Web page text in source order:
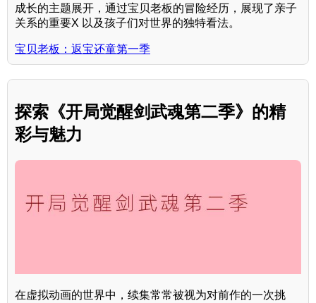
成长的主题展开，通过宝贝老板的冒险经历，展现了亲子
关系的重要X 以及孩子们对世界的独特看法。
宝贝老板：返宝还童第一季
探索《开局觉醒剑武魂第二季》的精
彩与魅力
在虚拟动画的世界中，续集常常被视为对前作的一次挑